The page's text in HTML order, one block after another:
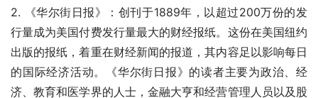
2. 《华尔街日报》：创刊于1889年，以超过200万份的发
行量成为美国付费发行量最大的财经报纸。这份在美国纽约
出版的报纸，着重在财经新闻的报道，其内容足以影响每日
的国际经济活动。《华尔街日报》的读者主要为政治、经
济、教育和医学界的人士，金融大亨和经营管理人员以及股